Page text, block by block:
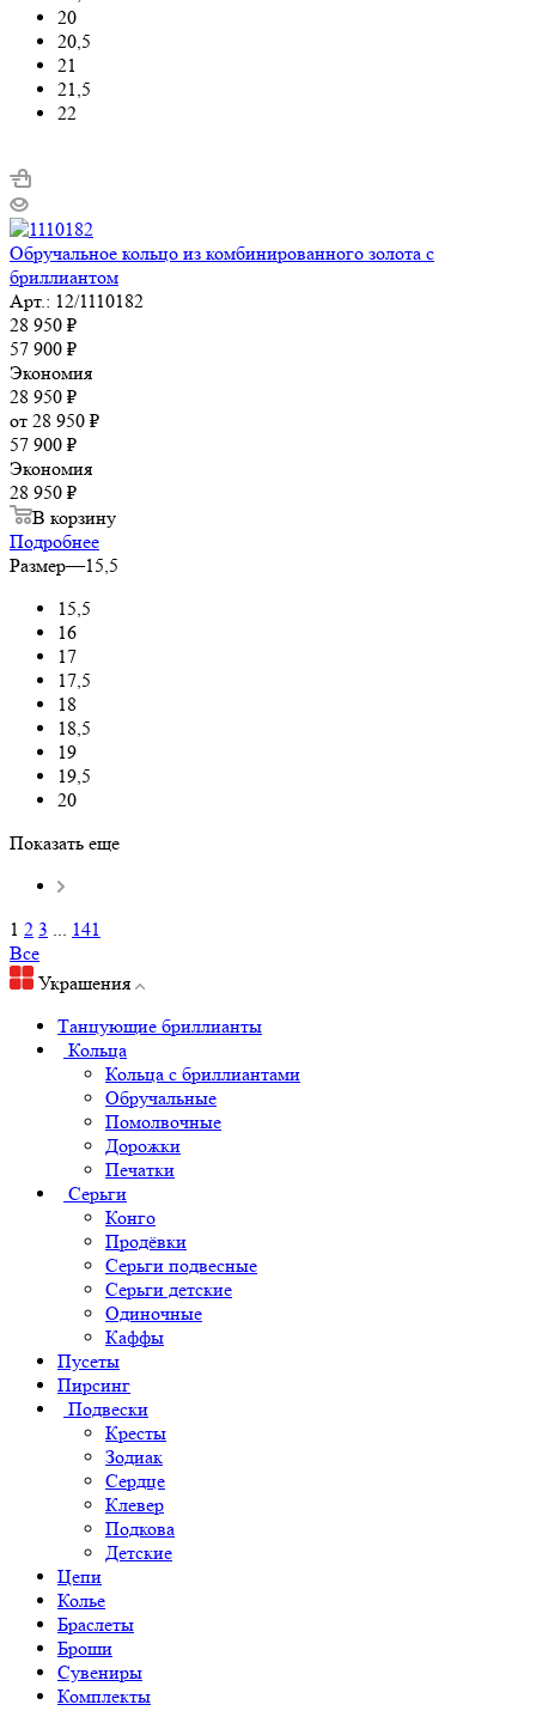
20
20,5
21
21,5
22
Обручальное кольцо из комбинированного золота с
бриллиантом
Арт.: 12/1110182
28 950 ₽
57 900 ₽
Экономия
28 950 ₽
от 28 950 ₽
57 900 ₽
Экономия
28 950 ₽
В корзину
Подробнее
Размер—15,5
15,5
16
17
17,5
18
18,5
19
19,5
20
Показать еще
1 2 3
141
Все
Украшения
Танцующие бриллианты
Кольца
Кольца с бриллиантами
Обручальные
Помолвочные
Дорожки
Печатки
Серьги
Конго
Продёвки
Серьги подвесные
Серьги детские
Одиночные
Каффы
Пусеты
Пирсинг
Подвески
Кресты
Зодиак
Сердце
Клевер
Подкова
Детские
Цепи
Колье
Браслеты
Броши
Сувениры
Комплекты